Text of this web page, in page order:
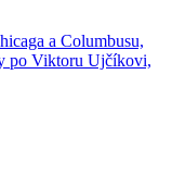
a Columbusu,
po Viktoru Ujčíkovi,